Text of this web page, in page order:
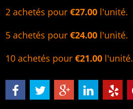
2 achetés pour €27.00 l'unité.
5 achetés pour €24.00 l'unité.
10 achetés pour €21.00 l'unité.